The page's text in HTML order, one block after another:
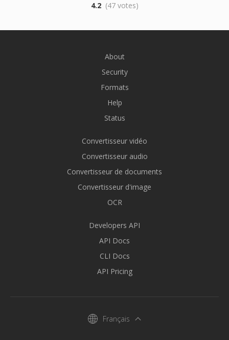
4.2 (47 votes)
About
Security
Formats
Help
Status
Convertisseur vidéo
Convertisseur audio
Convertisseur de documents
Convertisseur d'image
OCR
Developers API
API Docs
CLI Docs
API Pricing
Français